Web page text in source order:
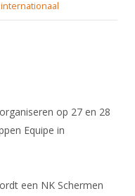
op 27 en 28
Equipe in
een NK Schermen